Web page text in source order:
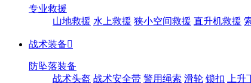
专业救援
山地救援 水上救援 狭小空间救援 直升机救援
战术装备
防坠落装备
战术头盔 战术安全带 警用绳索 滑轮 锁扣 上升